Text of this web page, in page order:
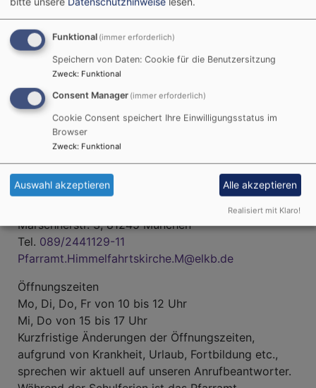
Evelyn Hansen, Daniella Hepke, Doris Wrage
Marschnerstr. 3, 81245 München
Tel. 089/2441129-11
Pfarramt.Himmelfahrtskirche.M@elkb.de
Öffnungszeiten
Mo, Di, Do, Fr von 10 bis 12 Uhr
Mi, Do von 15 bis 17 Uhr
Kurzfristige Änderungen der Öffnungszeiten,
aufgrund von Krankheit, Urlaub, Fortbildung etc.,
sprechen wir aktuell auf unseren Anrufbeantworter.
Funktional (immer erforderlich)
Speichern von Daten: Cookie für die Benutzersitzung
Zweck: Funktional
Consent Manager (immer erforderlich)
Cookie Consent speichert Ihre Einwilligungsstatus im
Browser
Zweck: Funktional
Auswahl akzeptieren Alle akzeptieren
Realisiert mit Klaro!